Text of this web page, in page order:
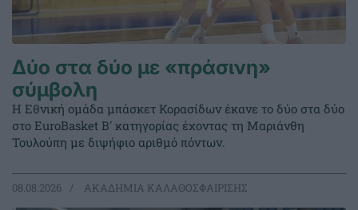
Δύο στα δύο με «πράσινη»
σύμβολη
Η Εθνική ομάδα μπάσκετ Κορασίδων έκανε το δύο στα δύο
στο EuroBasket Β' κατηγορίας έχοντας τη Μαριάνθη
Τουλούπη με διψήφιο αριθμό πόντων.
08.08.2026 ΑΚΑΔΗΜΙΑ ΚΑΛΑΘΟΣΦΑΙΡΙΣΗΣ